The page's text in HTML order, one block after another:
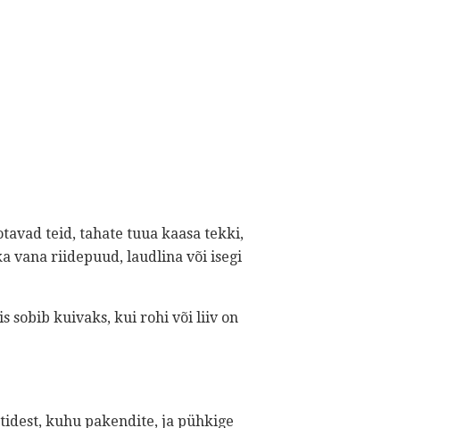
teid, tahate tuua kaasa tekki,
vana riidepuud, laudlina või isegi
sobib kuivaks, kui rohi või liiv on
kuhu pakendite, ja pühkige